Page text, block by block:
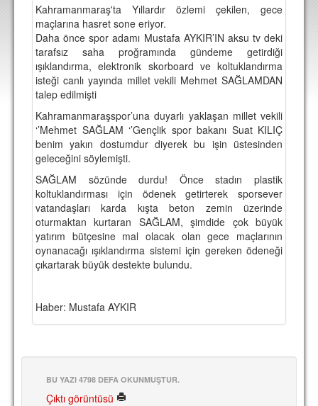
TRANSFERLER
TARAFTAR
BİLETLER
DEPLASMAN
LİSANSLI ÜRÜNLER
MULTİMEDYA
FOTOĞRAF & VİDEOLAR
MARŞ & TEZAHÜRATLAR
KULÜP
AMBLEM
YÖNETİM KURULU
TARİHÇE
Kahramanmaraş'ta Yıllardır özlemi çekilen, gece
maçlarına hasret sone eriyor.
Daha önce spor adamı Mustafa AYKIR’IN aksu tv deki
tarafsız saha proğramında gündeme getirdiği
ışıklandırma, elektronik skorboard ve koltuklandırma
isteği canlı yayında millet vekili Mehmet SAĞLAMDAN
talep edilmişti
Kahramanmaraşspor’una duyarlı yaklaşan millet vekili
‘’Mehmet SAĞLAM ‘’Gençlik spor bakanı Suat KILIÇ
benim yakın dostumdur diyerek bu işin üstesinden
geleceğini söylemişti.
SAĞLAM sözünde durdu! Önce stadın plastik
koltuklandırması için ödenek getirterek sporsever
vatandaşları karda kışta beton zemin üzerinde
oturmaktan kurtaran SAĞLAM, şimdide çok büyük
yatırım bütçesine mal olacak olan gece maçlarının
oynanacağı ışıklandırma sistemi için gereken ödeneği
çıkartarak büyük destekte bulundu.
Haber: Mustafa AYKIR
BU YAZI 4798 DEFA OKUNMUŞTUR.
Çıktı görüntüsü